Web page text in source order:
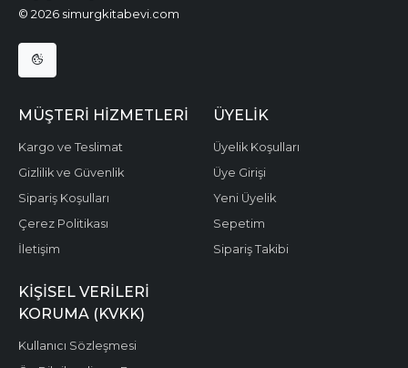
© 2026 simurgkitabevi.com
MÜŞTERI HIZMETLERI
Kargo ve Teslimat
Gizlilik ve Güvenlik
Sipariş Koşulları
Çerez Politikası
İletişim
ÜYELIK
Üyelik Koşulları
Üye Girişi
Yeni Üyelik
Sepetim
Sipariş Takibi
KIŞISEL VERILERI
KORUMA (KVKK)
Kullanıcı Sözleşmesi